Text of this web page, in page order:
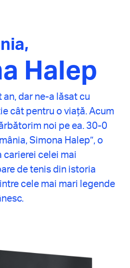
Halep
dar ne-a lăsat cu
cât pentru o viață. Acum
noi pe ea. 30-0
Simona Halep”, o
carierei celei mai
de tenis din istoria
cele mai mari legende